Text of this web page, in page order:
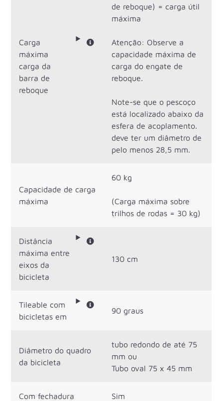
Carga
máxima
carga da
barra de
reboque
de reboque) = carga útil
máxima
Atenção: Observe a
capacidade máxima de
carga do engate de
reboque.
Note-se que o pescoço
está localizado abaixo da
esfera de acoplamento.
deve ter um diâmetro de
pelo menos 28,5 mm.
Capacidade de carga
máxima
60 kg
(Carga máxima sobre
trilhos de rodas = 30 kg)
Distância
máxima entre
eixos da
bicicleta
130 cm
Tileable com
bicicletas em
90 graus
Diâmetro do quadro
da bicicleta
tubo redondo de até 75
mm ou
Tubo oval 75 x 45 mm
Com fechadura Sim